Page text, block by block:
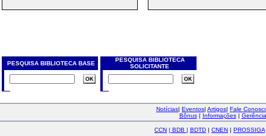
PESQUISA BIBLIOTECA BASE
PESQUISA BIBLIOTECA
SOLICITANTE
Notícias| Eventos| Artigos| Fale
Bônus| Informações| Gerência
CCN | BDB | BDTD | CNEN | PROSSIGA